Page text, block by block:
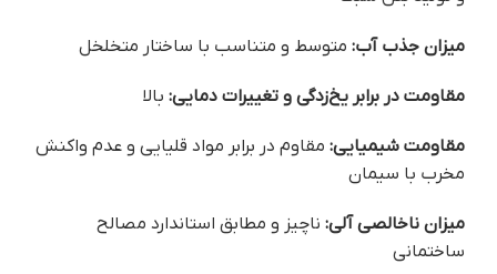
میزان جذب آب: متوسط و متناسب با ساختار متخلخل
مقاومت در برابر یخ‌زدگی و تغییرات دمایی: بالا
مقاومت شیمیایی: مقاوم در برابر مواد قلیایی و عدم واکنش
مخرب با سیمان
میزان ناخالصی آلی: ناچیز و مطابق استاندارد مصالح
ساختمانی